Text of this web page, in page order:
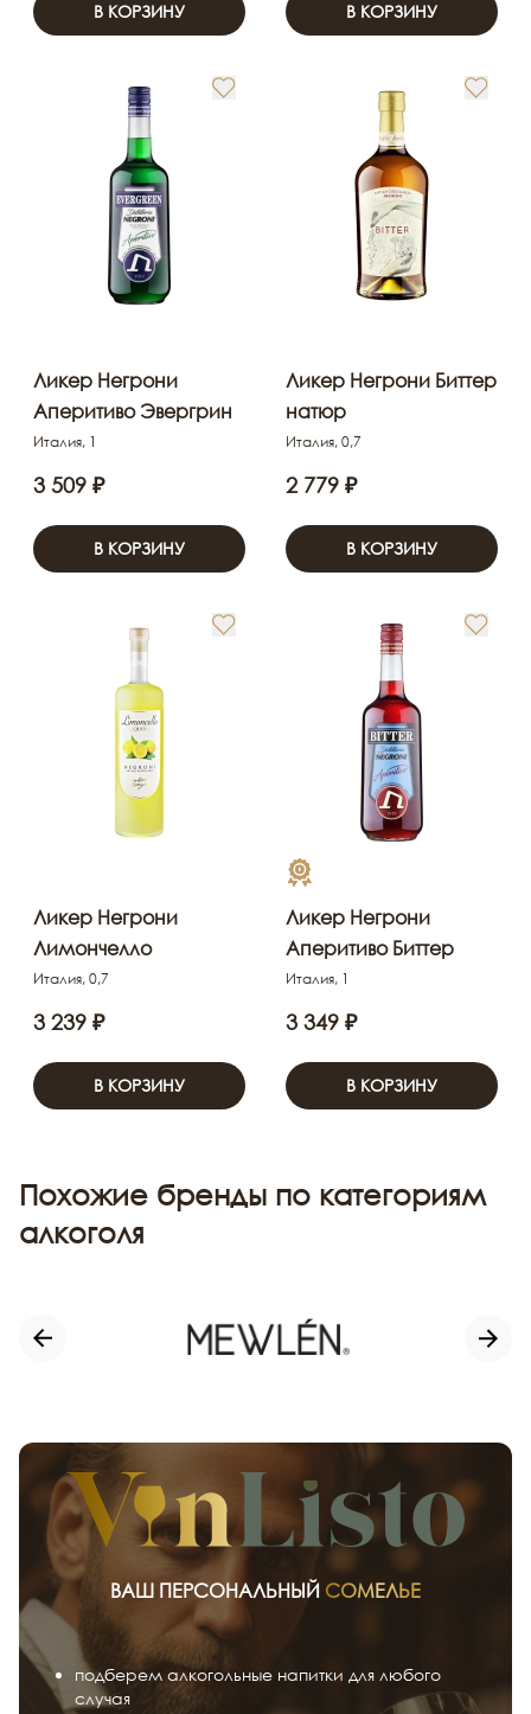
В КОРЗИНУ В КОРЗИНУ
Ликер Негрони
Аперитиво Эвергрин
Италия, 1
3 509 ₽
В КОРЗИНУ
Ликер Негрони Биттер
натюр
Италия, 0,7
2 779 ₽
В КОРЗИНУ
Ликер Негрони
Лимончелло
Италия, 0,7
3 239 ₽
В КОРЗИНУ
Ликер Негрони
Аперитиво Биттер
Италия, 1
3 349 ₽
В КОРЗИНУ
Похожие бренды по категориям
алкоголя
ВАШ ПЕРСОНАЛЬНЫЙ СОМЕЛЬЕ
подберем алкогольные напитки для любого
случая